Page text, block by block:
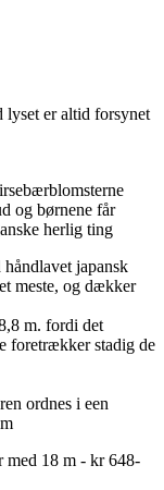
lyset er altid forsynet
og børnene får
herlig ting
japansk
meste, og dækker
m. fordi det
foretrækker stadig de
ordnes i een
med 18 m - kr 648-